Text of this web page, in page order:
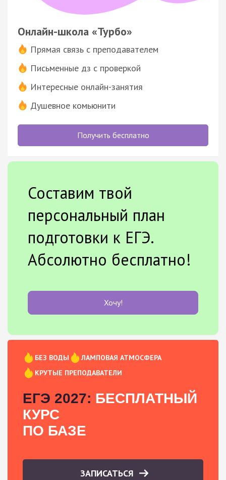
Онлайн-школа «Турбо»
Прямая связь с преподавателем
Письменные дз с проверкой
Интересные онлайн-занятия
Душевное комьюнити
Получить бесплатно
Составим твой
персональный план
подготовки к ЕГЭ.
Абсолютно бесплатно!
Хочу!
БЕЗ ВОДЫ
ЛАМПОВАЯ АТМОСФЕРА
КРУТЫЕ ПРЕПОДАВАТЕЛИ
ЕГЭ 2027: БЕСПЛАТНЫЙ
КУРС
ПО БАЗЕ
ЗАПИСАТЬСЯ